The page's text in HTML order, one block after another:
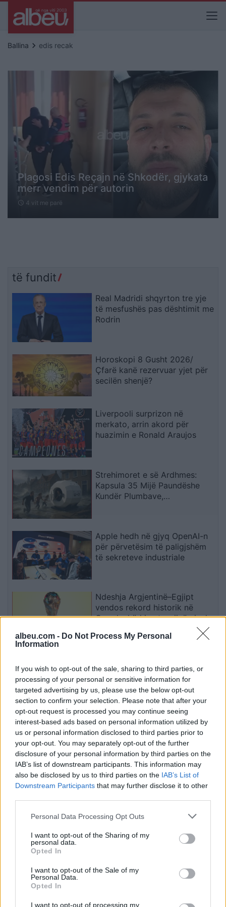
albeu.com - Do Not Process My Personal
Information
If you wish to opt-out of the sale, sharing to third parties, or
processing of your personal or sensitive information for
targeted advertising by us, please use the below opt-out
section to confirm your selection. Please note that after your
opt-out request is processed you may continue seeing
interest-based ads based on personal information utilized by
us or personal information disclosed to third parties prior to
your opt-out. You may separately opt-out of the further
disclosure of your personal information by third parties on the
IAB’s list of downstream participants. This information may
also be disclosed by us to third parties on the IAB’s List of
Downstream Participants that may further disclose it to other
Personal Data Processing Opt Outs
I want to opt-out of the Sharing of my
personal data.
Opted In
I want to opt-out of the Sale of my
Personal Data.
Opted In
I want to opt-out of processing my
Ballina keyboard_arrow_right edis recak
Plagosi Edis Reçajn në Shkodër, gjykata
merr vendim për autorin
schedule 4 vit me parë
të fundit
Real Madridi shqyrton tre yje
të mesfushës pas dështimit me
Rodrin
Horoskopi 8 Gusht 2026/
Çfarë kanë rezervuar yjet për
secilën shenjë?
Liverpooli surprizon në
merkato, arrin akord për
huazimin e Ronald Araujos
Strehimoret e së Ardhmes:
Kapsula 35 Mijë Paundëshe
Kundër Plumbave,
Apple hedh në gjyq OpenAI-n
për përvetësim të paligjshëm
të sekreteve industriale
Ndeshja Argjentinë–Egjipt
vendos rekord historik në
Google, kërkimet arrijnë nivele
tepër realistë, të projektuar për
shoqëri afatgjatë
Esim for Global|Esim for Europe|
Esim for Caribbean